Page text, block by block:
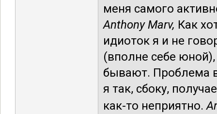
меня самого
Anthony Marv, Как
идиоток я и не
(вполне себе
бывают. Проблема
я так, сбоку,
как-то неприятно.